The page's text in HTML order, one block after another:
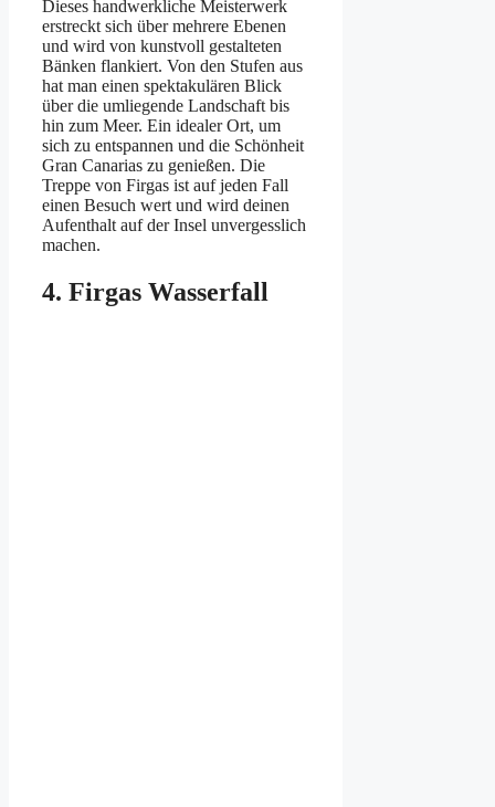
Dieses handwerkliche Meisterwerk
erstreckt sich über mehrere Ebenen
und wird von kunstvoll gestalteten
Bänken flankiert. Von den Stufen aus
hat man einen spektakulären Blick
über die umliegende Landschaft bis
hin zum Meer. Ein idealer Ort, um
sich zu entspannen und die Schönheit
Gran Canarias zu genießen. Die
Treppe von Firgas ist auf jeden Fall
einen Besuch wert und wird deinen
Aufenthalt auf der Insel unvergesslich
machen.
4. Firgas Wasserfall